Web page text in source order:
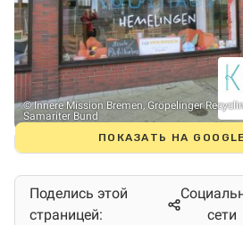
© Innere Mission Bremen, Gröpelinger
Samariter Bund
ПОКАЗАТЬ НА
Поделись этой
страницей:
сети